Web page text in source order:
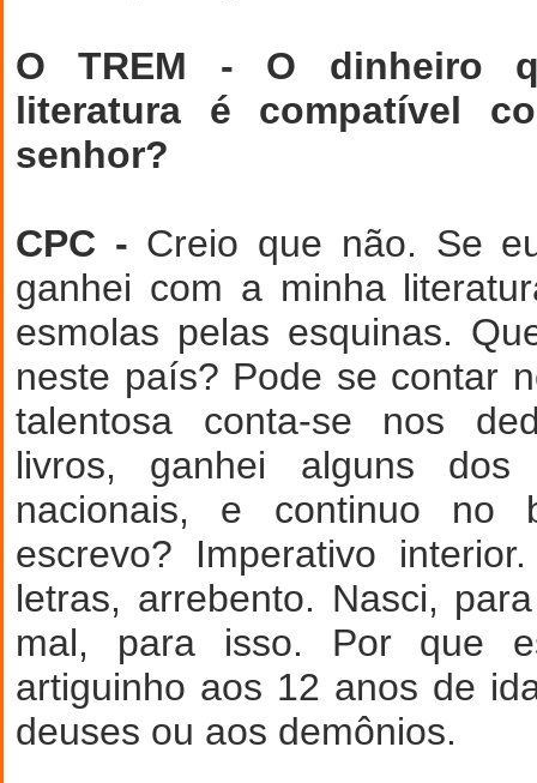
O TREM - O dinheiro
literatura é compatível
senhor?
CPC - Creio que não. Se
ganhei com a minha
esmolas pelas esquinas.
neste país? Pode se contar
talentosa conta-se nos
livros, ganhei alguns dos
nacionais, e continuo no
escrevo? Imperativo
letras, arrebento. Nasci,
mal, para isso. Por que
artiguinho aos 12 anos de
deuses ou aos demônios.